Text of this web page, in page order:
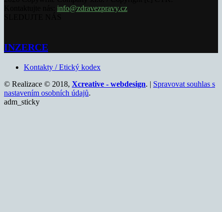
info@zdravezpravy.cz
INZERCE
Kontakty / Etický kodex
© Realizace © 2018, Xcreative - webdesign. | Spravovat souhlas s
nastavením osobních údajů.
adm_sticky